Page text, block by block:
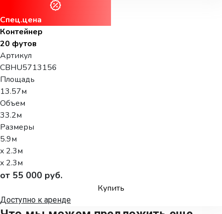
Спец.цена
Контейнер
20 футов
Артикул
CBHU5713156
Площадь
13.57м
Объем
33.2м
Размеры
5.9м
x 2.3м
x 2.3м
от 55 000 руб.
Купить
Доступно к аренде